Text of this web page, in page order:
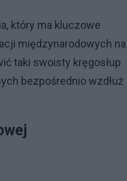
który ma kluczowe
międzynarodowych na
taki swoisty kręgosłup
bezpośrednio wzdłuż